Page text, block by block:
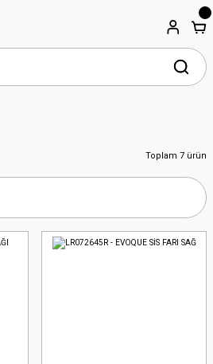
Toplam 7 ürün